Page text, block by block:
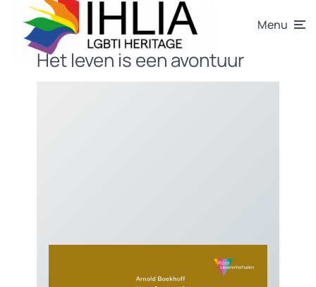
Menu
Het leven is een avontuur